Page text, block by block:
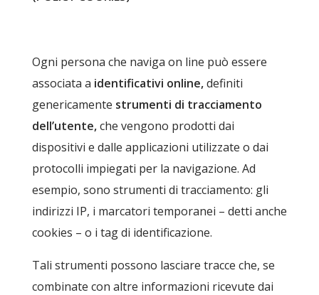
Ogni persona che naviga on line può essere
associata a identificativi online,definiti
genericamente strumenti di tracciamento
dell’utente,che vengono prodotti dai
dispositivi e dalle applicazioni utilizzate o dai
protocolli impiegati per la navigazione. Ad
esempio, sono strumenti di tracciamento: gli
indirizzi IP, i marcatori temporanei – detti anche
cookies – o i tag di identificazione.
Tali strumenti possono lasciare tracce che, se
combinate con altre informazioni ricevute dai